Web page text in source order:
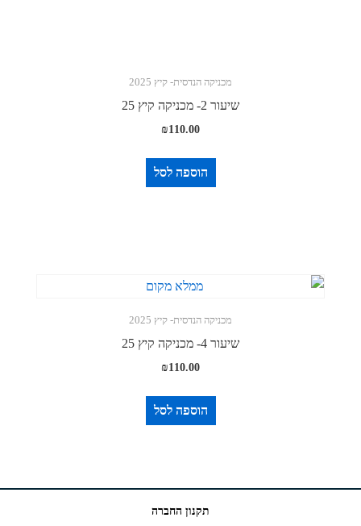
מכניקה הנדסית- קיץ 2025
שיעור 2- מכניקה קיץ 25
₪110.00
הוספה לסל
מכניקה הנדסית- קיץ 2025
שיעור 4- מכניקה קיץ 25
₪110.00
הוספה לסל
תקנון החברה